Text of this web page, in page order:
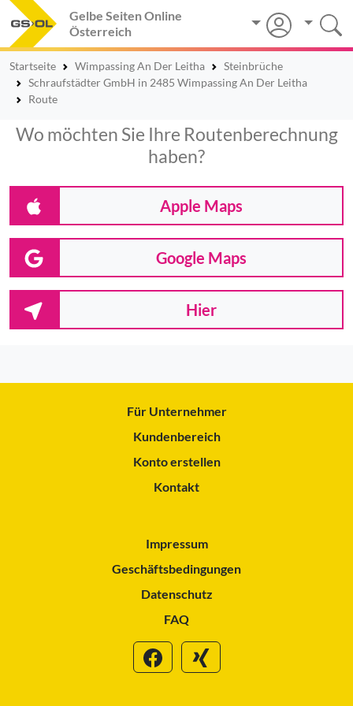
Gelbe Seiten Online
Österreich
Startseite Wimpassing An Der Leitha
Steinbrüche
Schraufstädter GmbH in 2485 Wimpassing An Der Leitha
Route
Wo möchten Sie Ihre Routenberechnung
haben?
Apple Maps
Google Maps
Hier
Für Unternehmer
Kundenbereich
Konto erstellen
Kontakt
Impressum
Geschäftsbedingungen
Datenschutz
FAQ